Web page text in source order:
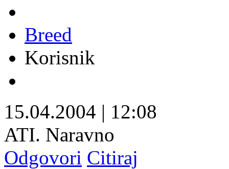
Breed
Korisnik
15.04.2004 | 12:08
ATI. Naravno
Odgovori Citiraj